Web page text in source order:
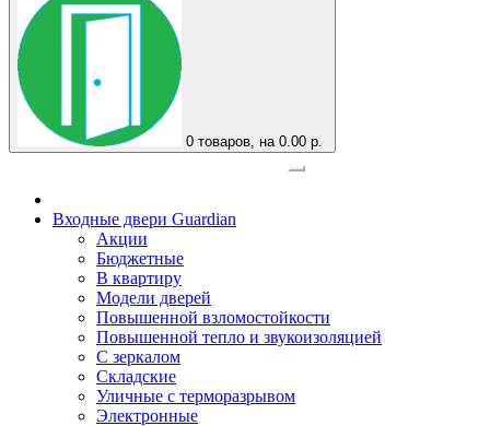
0 товаров, на 0.00 р.
Входные двери Guardian
Акции
Бюджетные
В квартиру
Модели дверей
Повышенной взломостойкости
Повышенной тепло и звукоизоляцией
С зеркалом
Складские
Уличные с терморазрывом
Электронные